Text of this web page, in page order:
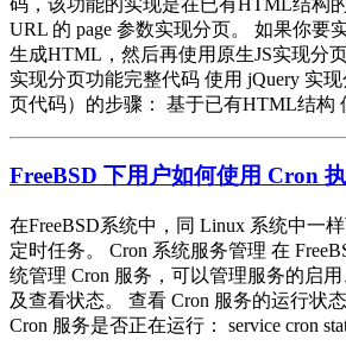
URL 的 page 参数实现分页。 如果你要
生成HTML，然后再使用原生JS实现分
实现分页功能完整代码 使用 jQuery 实
页代码）的步骤： 基于已有HTML结构
FreeBSD 下用户如何使用 Cron
在FreeBSD系统中，同 Linux 系统中一
定时任务。 Cron 系统服务管理 在
统管理 Cron 服务，可以管理服务的启
及查看状态。 查看 Cron 服务的运行状
Cron 服务是否正在运行： service cron